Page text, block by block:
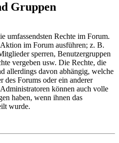
Gruppen
umfassendsten Rechte im Forum.
im Forum ausführen; z. B.
sperren, Benutzergruppen
vergeben usw. Die Rechte, die
allerdings davon abhängig, welche
des Forums oder ein anderer
können auch volle
haben, wenn ihnen das
wurde.